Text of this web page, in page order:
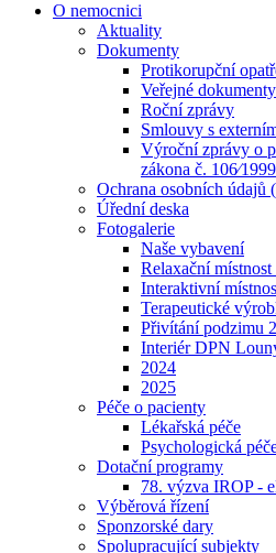
O nemocnici
Aktuality
Dokumenty
Protikorupční
Veřejné dokumenty
Roční zprávy
Smlouvy s
Výroční zprávy o
zákona č.
Ochrana osobních údajů
Úřední deska
Fotogalerie
Naše vybavení
Relaxační místnost
Interaktivní
Terapeutické
Přivítání podzimu
Interiér DPN
2024
2025
Péče o pacienty
Lékařská péče
Psychologická
Dotační programy
78. výzva IROP -
Výběrová řízení
Sponzorské dary
Spolupracující subjekty